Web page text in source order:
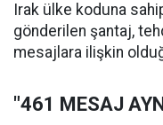
Irak ülke koduna
gönderilen şantaj,
mesajlara ilişkin
"461 MESAJ